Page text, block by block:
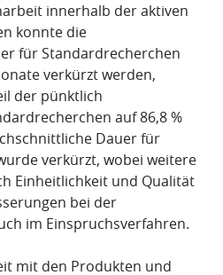
innerhalb der aktiven
konnte die
für Standardrecherchen
verkürzt werden,
der pünktlich
auf 86,8 %
Dauer für
verkürzt, wobei weitere
Einheitlichkeit und Qualität
bei der
im Einspruchsverfahren.
mit den Produkten und